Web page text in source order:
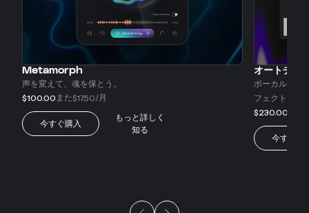
Metamorph
声を変えて、魂を保とう。
$100.00 また$17.50/月
今すぐ購入
もっと詳しく
知る
オートチュ
ボーカルトラ
フェクト。
$230.00
今すぐ購